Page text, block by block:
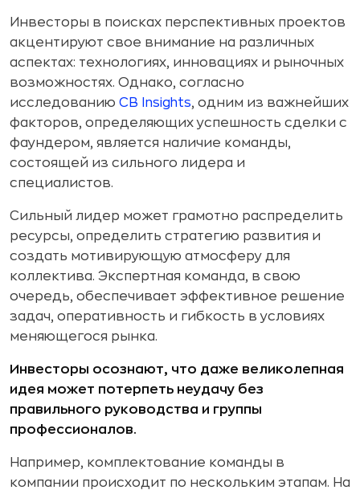
Инвесторы в поисках перспективных проектов
акцентируют свое внимание на различных
аспектах: технологиях, инновациях и рыночных
возможностях. Однако, согласно
исследованию CB Insights, одним из важнейших
факторов, определяющих успешность сделки с
фаундером, является наличие команды,
состоящей из сильного лидера и
специалистов.
Сильный лидер может грамотно распределить
ресурсы, определить стратегию развития и
создать мотивирующую атмосферу для
коллектива. Экспертная команда, в свою
очередь, обеспечивает эффективное решение
задач, оперативность и гибкость в условиях
меняющегося рынка.
Инвесторы осознают, что даже великолепная
идея может потерпеть неудачу без
правильного руководства и группы
профессионалов.
Например, комплектование команды в
компании происходит по нескольким этапам. На